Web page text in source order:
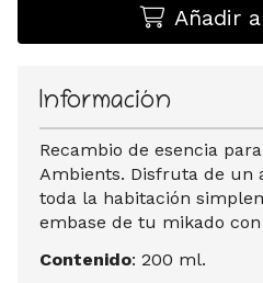
Añadir
Información
Recambio de esencia
Ambients. Disfruta de un
toda la habitación
embase de tu mikado
Contenido: 200 ml.